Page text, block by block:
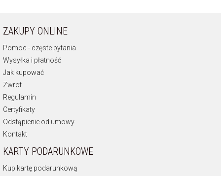
ZAKUPY ONLINE
Pomoc - częste pytania
Wysyłka i płatność
Jak kupować
Zwrot
Regulamin
Certyfikaty
Odstąpienie od umowy
Kontakt
KARTY PODARUNKOWE
Kup kartę podarunkową